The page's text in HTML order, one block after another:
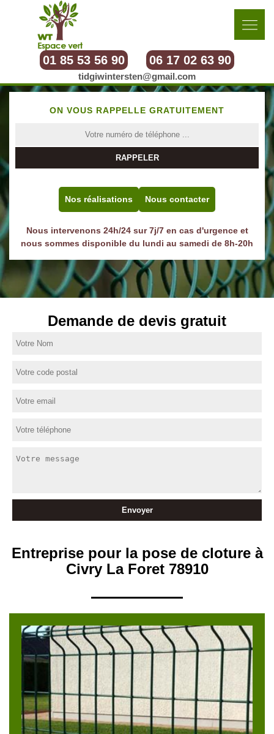
01 85 53 56 90 06 17 02 63 90
tidgiwintersten@gmail.com
ON VOUS RAPPELLE GRATUITEMENT
Nos réalisations Nous contacter
Nous intervenons 24h/24 sur 7j/7 en cas d'urgence et
nous sommes disponible du lundi au samedi de 8h-20h
Demande de devis gratuit
Entreprise pour la pose de cloture à
Civry La Foret 78910